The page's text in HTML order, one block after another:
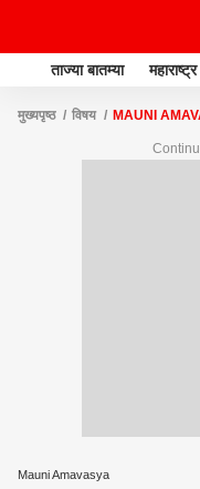
ताज्या बातम्या महाराष्ट्र
मुख्यपृष्ठ विषय MAUNI
Mauni Amavasya